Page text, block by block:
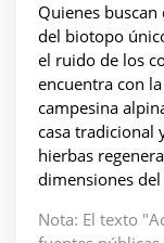
Quienes
del biotopo
el ruido de los
encuentra con
campesina
casa tradicional
hierbas
dimensiones del
Nota: El texto